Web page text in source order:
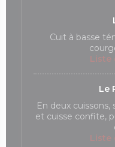
Cuit à basse
Liste
Le
En deux
et cuisse confite,
Liste